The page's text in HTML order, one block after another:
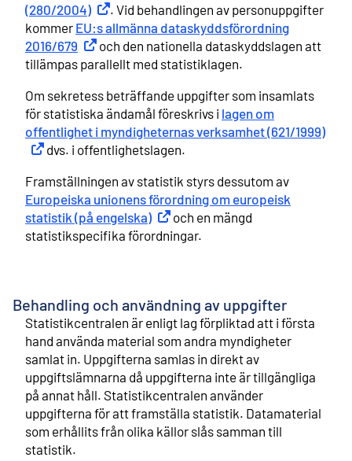
(280/2004) Extern länk
. Vid behandlingen av personuppgifter
kommer EU:s allmänna dataskyddsförordning
2016/679 Extern länk
och den nationella dataskyddslagen att
tillämpas parallellt med statistiklagen.
Om sekretess beträffande uppgifter som insamlats
för statistiska ändamål föreskrivs i lagen om
offentlighet i myndigheternas verksamhet (621/1999)
dvs. i offentlighetslagen.
Framställningen av statistik styrs dessutom av
Europeiska unionens förordning om europeisk
statistik (på engelska) Extern länk
och en mängd
statistikspecifika förordningar.
Behandling och användning av uppgifter
Statistikcentralen är enligt lag förpliktad att i första
hand använda material som andra myndigheter
samlat in. Uppgifterna samlas in direkt av
uppgiftslämnarna då uppgifterna inte är tillgängliga
på annat håll. Statistikcentralen använder
uppgifterna för att framställa statistik. Datamaterial
som erhållits från olika källor slås samman till
statistik.